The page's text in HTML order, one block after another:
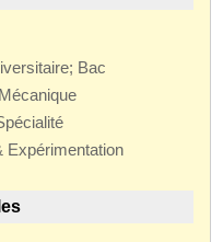
Bac
Expérimentation